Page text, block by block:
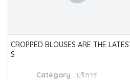
CROPPED BLOUSES ARE THE
S
Category : บริการ